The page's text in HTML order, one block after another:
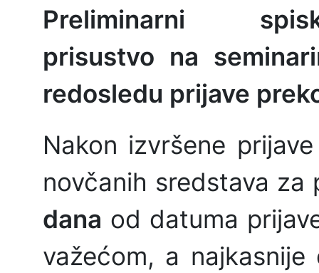
Preliminarni
prisustvo na
redosledu prijave
Nakon izvršene
novčanih sredstava
dana od datuma
važećom, a